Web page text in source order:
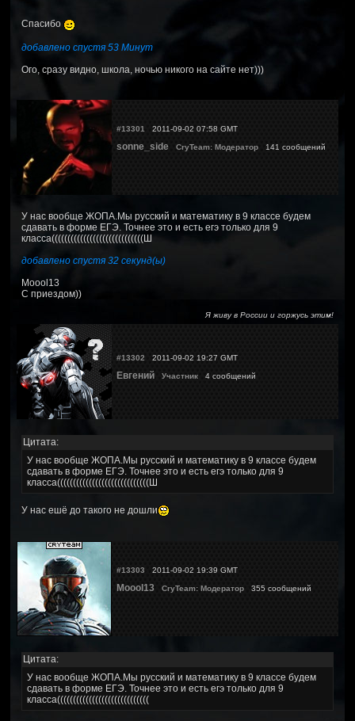
Спасибо
добавлено спустя 53 Минут
Ого, сразу видно, школа, ночью никого на сайте нет)))
#13301 2011-09-02 07:58 GMT
sonne_side CryTeam: Модератор 141 сообщений
У нас вообще ЖОПА.Мы русский и математику в 9 классе будем
сдавать в форме ЕГЭ. Точнее это и есть егэ только для 9
класса(((((((((((((((((((((((((((((Ш
добавлено спустя 32 секунд(ы)
Moool13
С приездом))
Я живу в России и горжусь этим!
#13302 2011-09-02 19:27 GMT
Евгений Участник 4 сообщений
Цитата:
У нас вообще ЖОПА.Мы русский и математику в 9 классе будем
сдавать в форме ЕГЭ. Точнее это и есть егэ только для 9
класса(((((((((((((((((((((((((((((Ш
У нас ешё до такого не дошли
#13303 2011-09-02 19:39 GMT
Moool13 CryTeam: Модератор 355 сообщений
Цитата:
У нас вообще ЖОПА.Мы русский и математику в 9 классе будем
сдавать в форме ЕГЭ. Точнее это и есть егэ только для 9
класса(((((((((((((((((((((((((((((